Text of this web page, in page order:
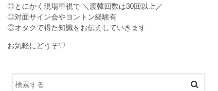
◎とにかく現場重視で ＼渡韓回数は30回以上／
◎対面サイン会やヨントン経験有
◎オタクで得た知識をお伝えしていきます
お気軽にどうぞ♡